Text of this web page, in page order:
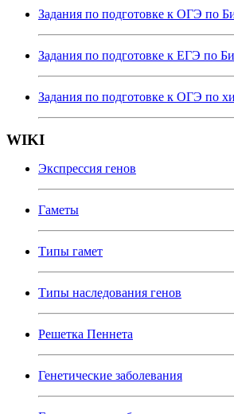
Задания по подготовке к ОГЭ по
Задания по подготовке к ЕГЭ по
Задания по подготовке к ОГЭ по
WIKI
Экспрессия генов
Гаметы
Типы гамет
Типы наследования генов
Решетка Пеннета
Генетические заболевания